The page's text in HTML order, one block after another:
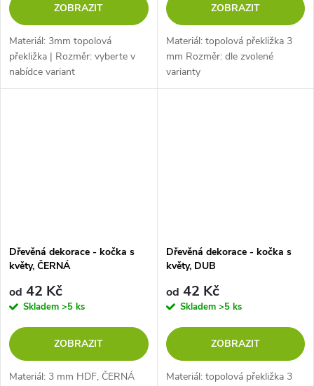
ZOBRAZIT
Materiál: 3mm topolová
překližka | Rozměr: vyberte v
nabídce variant
ZOBRAZIT
Materiál: topolová překližka 3
mm Rozměr: dle zvolené
varianty
Dřevěná dekorace - kočka s
květy, ČERNÁ
od 42 Kč
Skladem >5 ks
ZOBRAZIT
Materiál: 3 mm HDF, ČERNÁ
Dřevěná dekorace - kočka s
květy, DUB
od 42 Kč
Skladem >5 ks
ZOBRAZIT
Materiál: topolová překližka 3